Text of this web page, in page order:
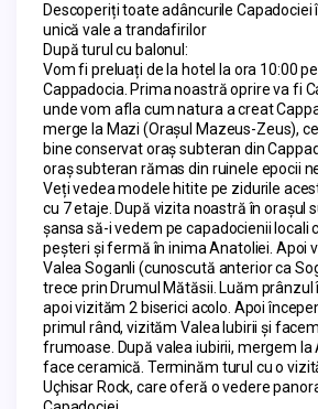
Descoperiți toate adâncurile Capadociei
unică vale a trandafirilor
După turul cu balonul:
Vom fi preluați de la hotel la ora 10:00
Cappadocia. Prima noastră oprire va fi
unde vom afla cum natura a creat
merge la Mazi (Orașul Mazeus-Zeus),
bine conservat oraș subteran din
oraș subteran rămas din ruinele epocii
Veți vedea modele hitite pe zidurile
cu 7 etaje. După vizita noastră în orașul
șansa să-i vedem pe capadocienii locali
peșteri și fermă în inima Anatoliei. Apoi
Valea Soganli (cunoscută anterior ca
trece prin Drumul Mătăsii. Luăm prânzul
apoi vizităm 2 biserici acolo. Apoi
primul rând, vizităm Valea Iubirii și
frumoase. După valea iubirii, mergem la
face ceramică. Terminăm turul cu o
Uçhisar Rock, care oferă o vedere